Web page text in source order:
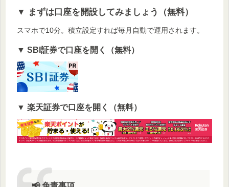
▼ まずは口座を開設してみましょう（無料）
スマホで10分。積立設定すれば毎月自動で運用されます。
▼ SBI証券で口座を開く（無料）
▼ 楽天証券で口座を開く（無料）